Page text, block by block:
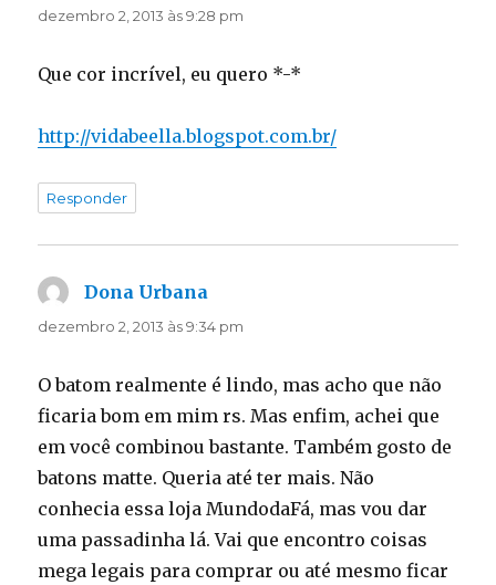
dezembro 2, 2013 às 9:28 pm
Que cor incrível, eu quero *-*
http://vidabeella.blogspot.com.br/
Responder
Dona Urbana
dezembro 2, 2013 às 9:34 pm
O batom realmente é lindo, mas acho que não
ficaria bom em mim rs. Mas enfim, achei que
em você combinou bastante. Também gosto de
batons matte. Queria até ter mais. Não
conhecia essa loja MundodaFá, mas vou dar
uma passadinha lá. Vai que encontro coisas
mega legais para comprar ou até mesmo ficar